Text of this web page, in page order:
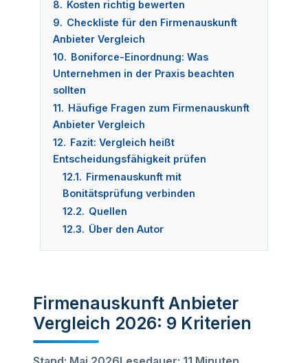
8. Kosten richtig bewerten
9. Checkliste für den Firmenauskunft
Anbieter Vergleich
10. Boniforce-Einordnung: Was
Unternehmen in der Praxis beachten
sollten
11. Häufige Fragen zum Firmenauskunft
Anbieter Vergleich
12. Fazit: Vergleich heißt
Entscheidungsfähigkeit prüfen
12.1. Firmenauskunft mit
Bonitätsprüfung verbinden
12.2. Quellen
12.3. Über den Autor
Firmenauskunft Anbieter
Vergleich 2026: 9 Kriterien